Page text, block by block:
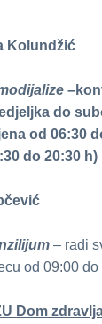
Kolundžić
do
od 06:30
do 20:30 h)
– radi
od 09:00 do
Dom